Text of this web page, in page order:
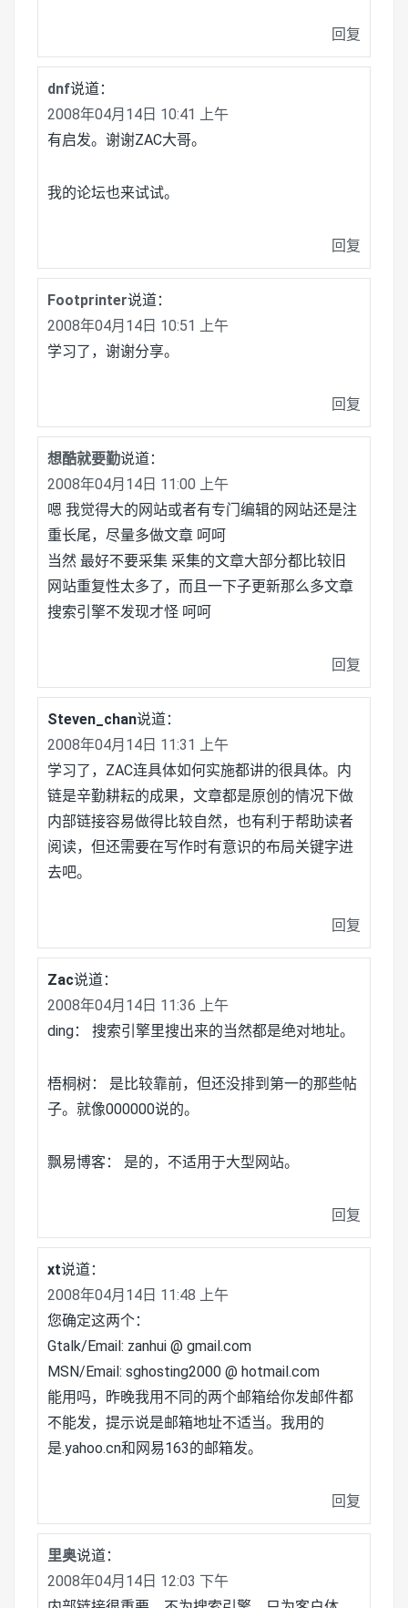
回复
dnf说道：
2008年04月14日 10:41 上午
有启发。谢谢ZAC大哥。
我的论坛也来试试。
回复
Footprinter说道：
2008年04月14日 10:51 上午
学习了，谢谢分享。
回复
想酷就要勤说道：
2008年04月14日 11:00 上午
嗯 我觉得大的网站或者有专门编辑的网站还是注
重长尾，尽量多做文章 呵呵
当然 最好不要采集 采集的文章大部分都比较旧
网站重复性太多了，而且一下子更新那么多文章
搜索引擎不发现才怪 呵呵
回复
Steven_chan说道：
2008年04月14日 11:31 上午
学习了，ZAC连具体如何实施都讲的很具体。内
链是辛勤耕耘的成果，文章都是原创的情况下做
内部链接容易做得比较自然，也有利于帮助读者
阅读，但还需要在写作时有意识的布局关键字进
去吧。
回复
Zac说道：
2008年04月14日 11:36 上午
ding： 搜索引擎里搜出来的当然都是绝对地址。
梧桐树： 是比较靠前，但还没排到第一的那些帖
子。就像000000说的。
飘易博客： 是的，不适用于大型网站。
回复
xt说道：
2008年04月14日 11:48 上午
您确定这两个：
Gtalk/Email: zanhui @ gmail.com
MSN/Email: sghosting2000 @ hotmail.com
能用吗，昨晚我用不同的两个邮箱给你发邮件都
不能发，提示说是邮箱地址不适当。我用的
是.yahoo.cn和网易163的邮箱发。
回复
里奥说道：
2008年04月14日 12:03 下午